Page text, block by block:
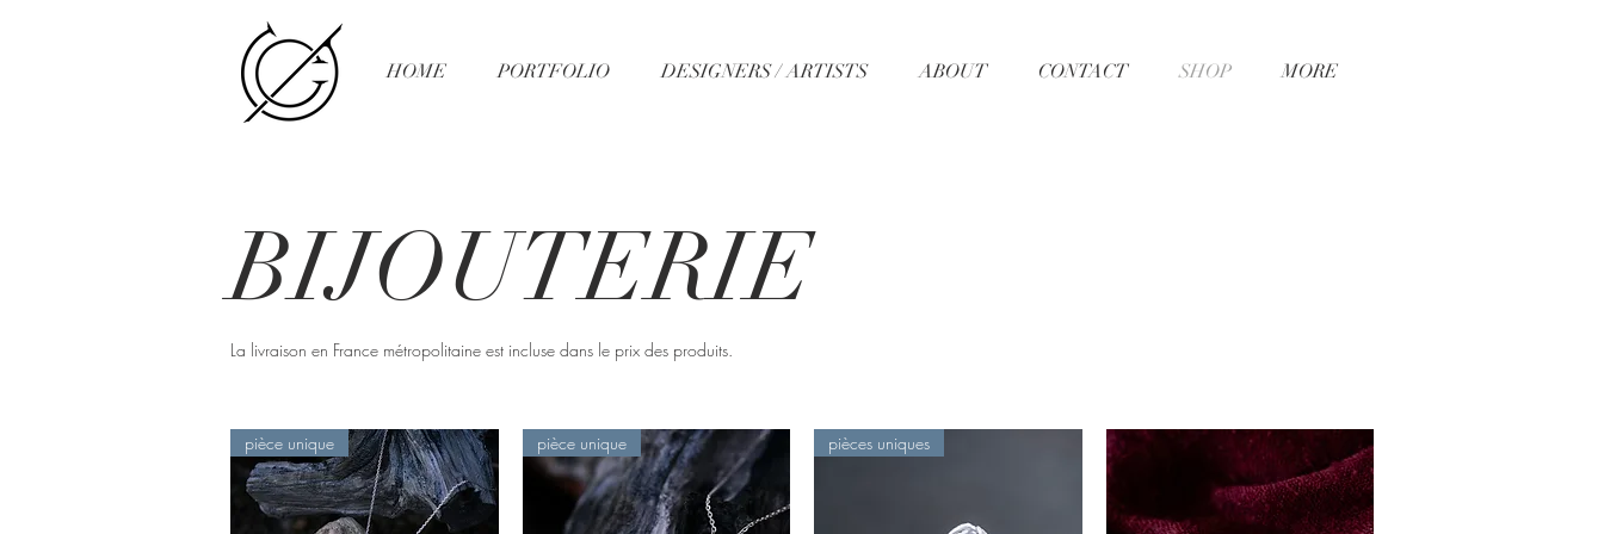
HOME PORTFOLIO DESIGNERS / ARTISTS ABOUT CONTACT SHOP MORE
BIJOUTERIE
La livraison en France métropolitaine est incluse dans le prix des produits.
pièce unique pièce unique pièces uniques